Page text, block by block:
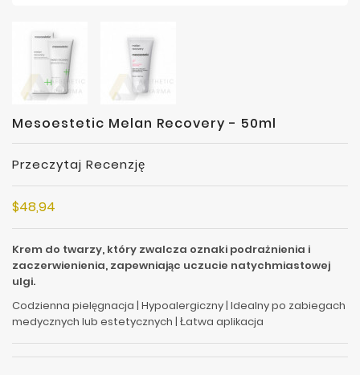
Mesoestetic Melan Recovery - 50ml
Przeczytaj Recenzję
$48,94
Krem do twarzy, który zwalcza oznaki podrażnienia i
zaczerwienienia, zapewniając uczucie natychmiastowej
ulgi.
Codzienna pielęgnacja | Hypoalergiczny | Idealny po zabiegach
medycznych lub estetycznych | Łatwa aplikacja